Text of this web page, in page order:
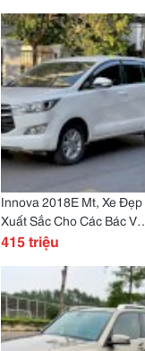
Innova 2018E Mt, Xe Đẹp
Xuất Sắc Cho Các Bác Về
Khởi Nghiệp.
415 triệu